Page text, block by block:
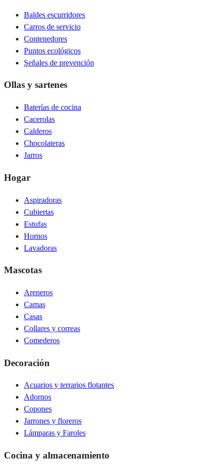
Baldes escurridores
Carros de servicio
Contenedores
Puntos ecológicos
Señales de prevención
Ollas y sartenes
Baterías de cocina
Cacerolas
Calderos
Chocolateras
Jarros
Hogar
Aspiradoras
Cubiertas
Estufas
Hornos
Lavadoras
Mascotas
Areneros
Camas
Casas
Collares y correas
Comederos
Decoración
Acuarios y terrarios flotantes
Adornos
Copones
Jarrones y floreros
Lámparas y Faroles
Cocina y almacenamiento